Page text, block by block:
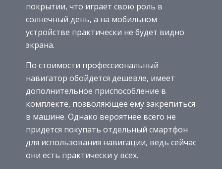
покрытии, что играет свою роль в
солнечный день, а на мобильном
устройстве практически не будет видно
экрана.
По стоимости профессиональный
навигатор обойдется дешевле, имеет
дополнительное приспособление в
комплекте, позволяющее ему закрепиться
в машине. Однако вероятнее всего не
придется покупать отдельный смартфон
для использования навигации, ведь сейчас
они есть практически у всех.